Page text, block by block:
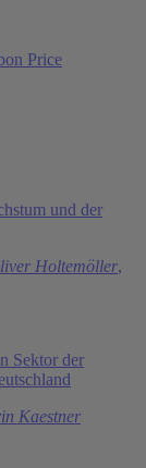
Price
und der
Holtemöller,
Sektor der
Kaestner